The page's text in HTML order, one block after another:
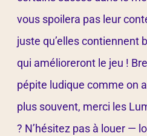
vous spoilera pas leur
juste qu’elles contiennent
qui amélioreront le jeu !
pépite ludique comme on
plus souvent, merci les
? N’hésitez pas à louer —